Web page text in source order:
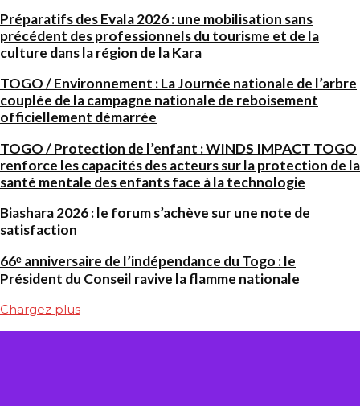
Préparatifs des Evala 2026 : une mobilisation sans
précédent des professionnels du tourisme et de la
culture dans la région de la Kara
TOGO / Environnement : La Journée nationale de l’arbre
couplée de la campagne nationale de reboisement
officiellement démarrée
TOGO / Protection de l’enfant : WINDS IMPACT TOGO
renforce les capacités des acteurs sur la protection de la
santé mentale des enfants face à la technologie
Biashara 2026 : le forum s’achève sur une note de
satisfaction
66ᵉ anniversaire de l’indépendance du Togo : le
Président du Conseil ravive la flamme nationale
Chargez plus